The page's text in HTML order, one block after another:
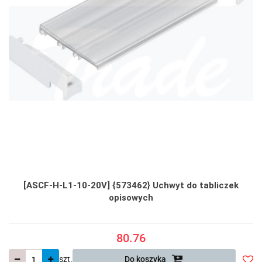
[ASCF-H-L1-10-20V] {573462} Uchwyt do tabliczek
opisowych
80.76
szt. Do koszyka